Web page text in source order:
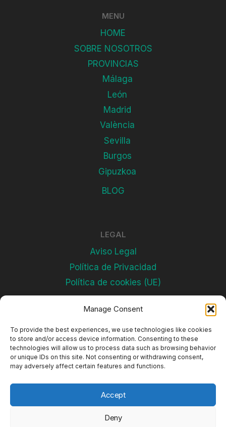
Manage Consent
To provide the best experiences, we use technologies like cookies
to store and/or access device information. Consenting to these
technologies will allow us to process data such as browsing behavior
or unique IDs on this site. Not consenting or withdrawing consent,
may adversely affect certain features and functions.
Accept
Deny
MENU
HOME
SOBRE NOSOTROS
PROVINCIAS
Málaga
León
Madrid
València
Sevilla
Burgos
Gipuzkoa
BLOG
LEGAL
Aviso Legal
Política de Privacidad
Política de cookies (UE)
Subscríbete